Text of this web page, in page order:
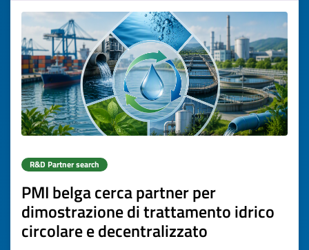
R&D Partner search
PMI belga cerca partner per
dimostrazione di trattamento idrico
circolare e decentralizzato